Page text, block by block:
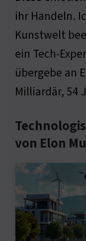
ihr Handeln.
Kunstwelt
ein Tech-
übergebe an
Milliardär, 54
von Elon